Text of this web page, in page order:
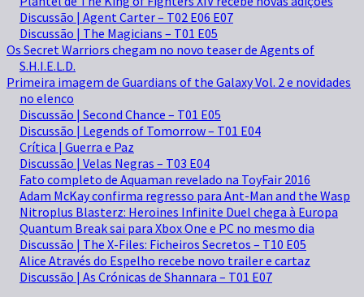
Discussão | Agent Carter – T02 E06 E07
Discussão | The Magicians – T01 E05
Os Secret Warriors chegam no novo teaser de Agents of
S.H.I.E.L.D.
Primeira imagem de Guardians of the Galaxy Vol. 2 e novidades
no elenco
Discussão | Second Chance – T01 E05
Discussão | Legends of Tomorrow – T01 E04
Crítica | Guerra e Paz
Discussão | Velas Negras – T03 E04
Fato completo de Aquaman revelado na ToyFair 2016
Adam McKay confirma regresso para Ant-Man and the Wasp
Nitroplus Blasterz: Heroines Infinite Duel chega à Europa
Quantum Break sai para Xbox One e PC no mesmo dia
Discussão | The X-Files: Ficheiros Secretos – T10 E05
Alice Através do Espelho recebe novo trailer e cartaz
Discussão | As Crónicas de Shannara – T01 E07